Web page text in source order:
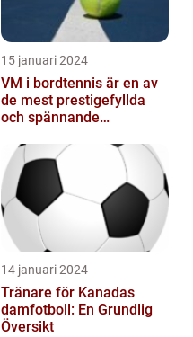
15 januari 2024
VM i bordtennis är en av
de mest prestigefyllda
och spännande
sporten varje år
14 januari 2024
Tränare för Kanadas
damfotboll: En Grundlig
Översikt